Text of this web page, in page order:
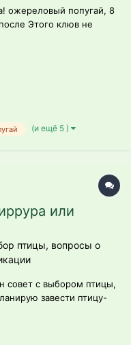
ожереловый попугай, 8
Этого клюв не
за прутья, при
клюва изменился.
(и ещё 5 )
или
птицы, вопросы о
совет с выбором птицы,
завести птицу-
различным